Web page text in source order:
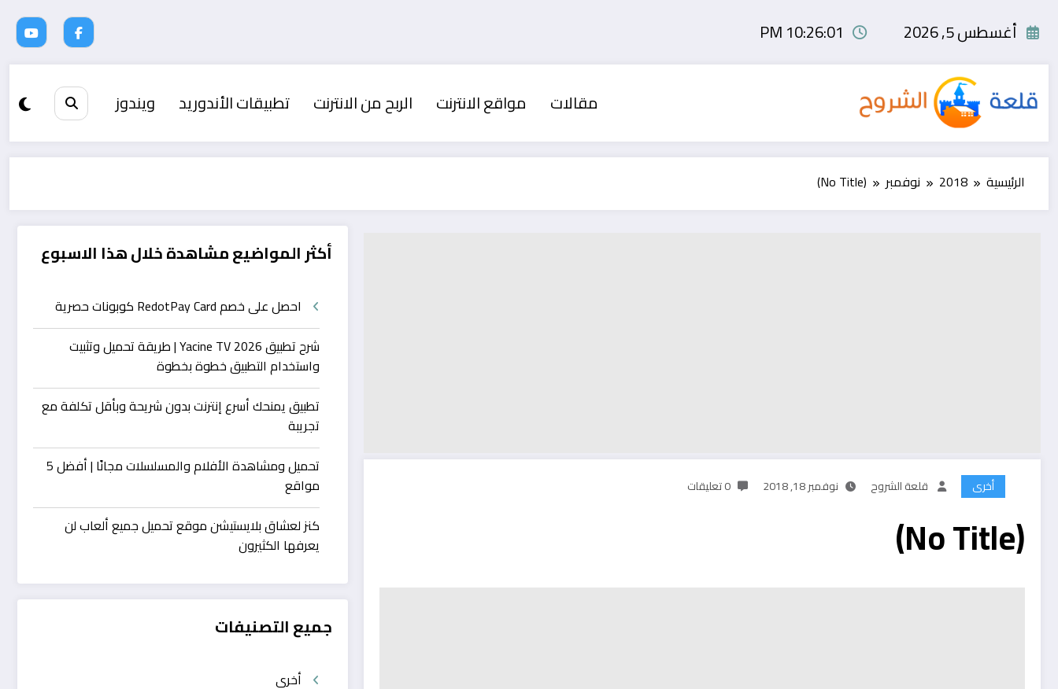
أغسطس 5, 2026 10:26:02 PM
مقالات مواقع الانترنت الربح من الانترنت تطبيقات الأندوريد ويندوز
الرئيسية 2018 نوفمبر (No Title)
أخرى قلعة الشروح نوفمبر 18, 2018 0 تعليقات
(No Title)
أكثر المواضيع مشاهدة خلال هذا الاسبوع
احصل على خصم RedotPay Card كوبونات حصرية
شرح تطبيق Yacine TV 2026 | طريقة تحميل وتثبيت
واستخدام التطبيق خطوة بخطوة
تطبيق يمنحك أسرع إنترنت بدون شريحة وبأقل تكلفة مع
تجريبة
تحميل ومشاهدة الأفلام والمسلسلات مجانًا | أفضل 5
مواقع
كنز لعشاق بلايستيشن موقع تحميل جميع ألعاب لن
يعرفها الكثيرون
جميع التصنيفات
أخرى